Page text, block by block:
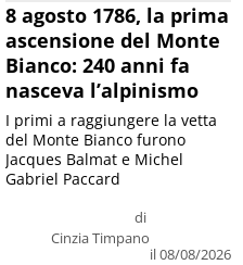
8 agosto 1786, la prima
ascensione del Monte
Bianco: 240 anni fa
nasceva l’alpinismo
di
Cinzia Timpano
il 08/08/2026
I primi a raggiungere la vetta
del Monte Bianco furono
Jacques Balmat e Michel
Gabriel Paccard